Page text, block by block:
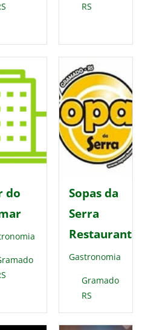
RS
do
Sopas da
Serra
Restaurante
Gastronomia
Gramado
RS